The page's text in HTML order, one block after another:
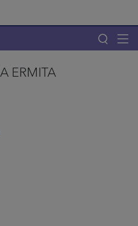
ERMITA